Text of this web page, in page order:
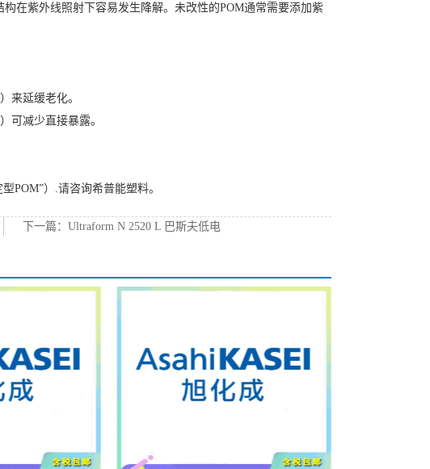
在紫外线照射下容易发生降解。未改性的POM通常需要添加紫
来延缓老化。
可减少直接暴露。
POM”）.请咨询希普能塑料。
下一篇：Ultraform N 2520 L 巴斯夫低电